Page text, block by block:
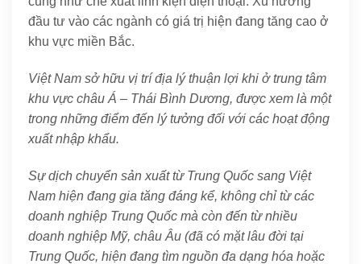
đầu tư vào các ngành có giá trị hiện đang tăng cao ở
khu vực miền Bắc.
Việt Nam sở hữu vị trí địa lý thuận lợi khi ở trung tâm
khu vực châu Á – Thái Bình Dương, được xem là một
trong những điểm đến lý tưởng đối với các hoạt động
xuất nhập khẩu.
Sự dịch chuyển sản xuất từ Trung Quốc sang Việt
Nam hiện đang gia tăng đáng kể, không chỉ từ các
doanh nghiệp Trung Quốc mà còn đến từ nhiều
doanh nghiệp Mỹ, châu Âu (đã có mặt lâu đời tại
Trung Quốc, hiện đang tìm nguồn đa dạng hóa hoặc